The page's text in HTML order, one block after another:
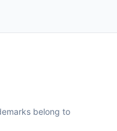
belong to